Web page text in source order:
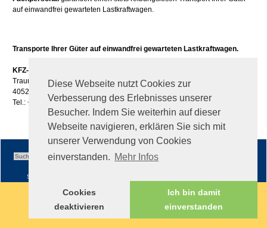
Diese Webseite nutzt Cookies zur
Verbesserung des Erlebnisses unserer
Besucher. Indem Sie weiterhin auf dieser
Webseite navigieren, erklären Sie sich mit
unserer Verwendung von Cookies
einverstanden. Mehr Infos
Cookies
deaktivieren
Ich bin damit
einverstanden
auf einwandfrei gewarteten Lastkraftwagen.
Transporte Ihrer Güter auf einwandfrei gewarteten Lastkraftwagen.
KFZ-Reparaturen GesmbH.
Traunuferstraße 113
4052 Ansfelden
Tel.: +43 (0)50 / 861 -630
Sitemap